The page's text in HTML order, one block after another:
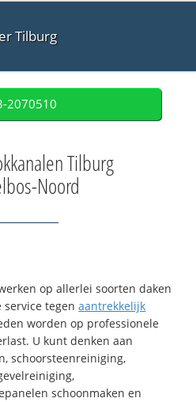
Tilburg
2070510
Tilburg
Noord
op allerlei soorten daken
service tegenaantrekkelijk
worden op professionele
U kunt denken aan
schoorsteenreiniging,
schoonmaken en